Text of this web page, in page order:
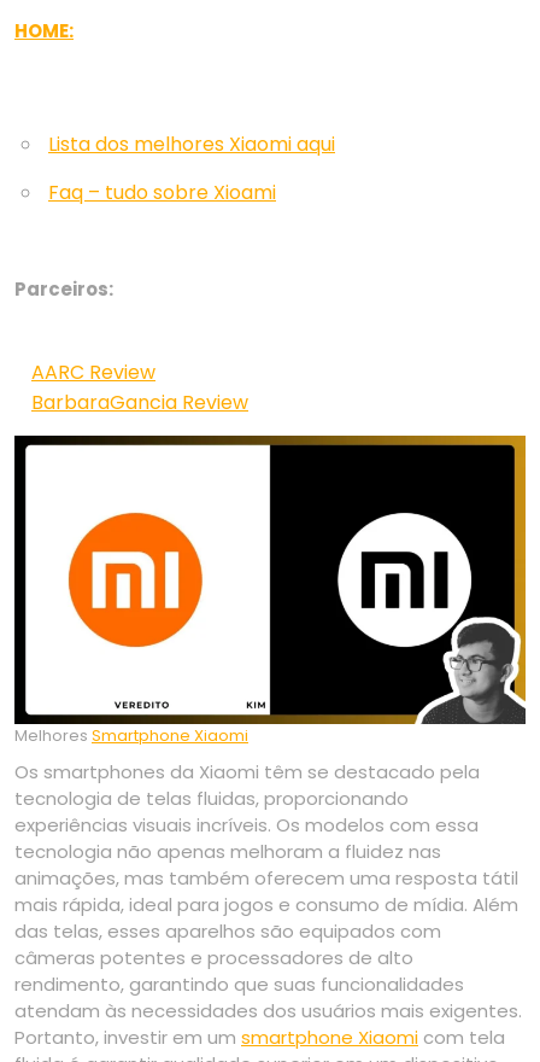
HOME:
Lista dos melhores Xiaomi aqui
Faq – tudo sobre Xioami
Parceiros:
AARC Review
BarbaraGancia Review
Melhores Smartphone Xiaomi
Os smartphones da Xiaomi têm se destacado pela
tecnologia de telas fluidas, proporcionando
experiências visuais incríveis. Os modelos com essa
tecnologia não apenas melhoram a fluidez nas
animações, mas também oferecem uma resposta tátil
mais rápida, ideal para jogos e consumo de mídia. Além
das telas, esses aparelhos são equipados com
câmeras potentes e processadores de alto
rendimento, garantindo que suas funcionalidades
atendam às necessidades dos usuários mais exigentes.
Portanto, investir em um smartphone Xiaomi com tela